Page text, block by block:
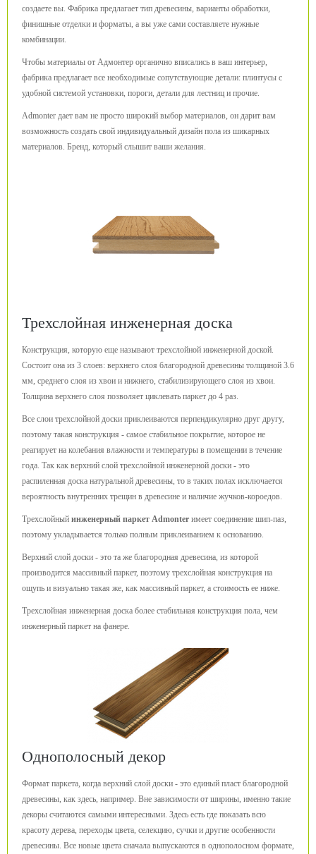
создаете вы. Фабрика предлагает тип древесины, варианты обработки,
финишные отделки и форматы, а вы уже сами составляете нужные
комбинации.
Чтобы материалы от Адмонтер органично вписались в ваш интерьер,
фабрика предлагает все необходимые сопутствующие детали: плинтусы с
удобной системой установки, пороги, детали для лестниц и прочие.
Admonter дает вам не просто широкий выбор материалов, он дарит вам
возможность создать свой индивидуальный дизайн пола из шикарных
материалов. Бренд, который слышит ваши желания.
Трехслойная инженерная доска
Конструкция, которую еще называют трехслойной инженерной доской.
Состоит она из 3 слоев: верхнего слоя благородной древесины толщиной 3.6
мм, среднего слоя из хвои и нижнего, стабилизирующего слоя из хвои.
Толщина верхнего слоя позволяет циклевать паркет до 4 раз.
Все слои трехслойной доски приклеиваются перпендикулярно друг другу,
поэтому такая конструкция - самое стабильное покрытие, которое не
реагирует на колебания влажности и температуры в помещении в течение
года. Так как верхний слой трехслойной инженерной доски - это
распиленная доска натуральной древесины, то в таких полах исключается
вероятность внутренних трещин в древесине и наличие жучков-короедов.
Трехслойный инженерный паркет Admonter имеет соединение шип-паз,
поэтому укладывается только полным приклеиванием к основанию.
Верхний слой доски - это та же благородная древесина, из которой
производится массивный паркет, поэтому трехслойная конструкция на
ощупь и визуально такая же, как массивный паркет, а стоимость ее ниже.
Трехслойная инженерная доска более стабильная конструкция пола, чем
инженерный паркет на фанере.
Однополосный декор
Формат паркета, когда верхний слой доски - это единый пласт благородной
древесины, как здесь, например. Вне зависимости от ширины, именно такие
декоры считаются самыми интересными. Здесь есть где показать всю
красоту дерева, переходы цвета, селекцию, сучки и другие особенности
древесины. Все новые цвета сначала выпускаются в однополосном формате,